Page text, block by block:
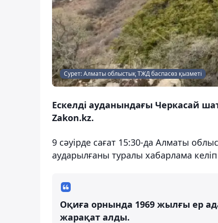
Сурет: Алматы облыстық ТЖД баспасөз қызметі
Ескелді ауданындағы Черкасай
Zakon.kz.
9 сәуірде сағат 15:30-да Алматы
аударылғаны туралы хабарлама келіп
Оқиға орнында 1969 жылғы ер
жарақат алды.